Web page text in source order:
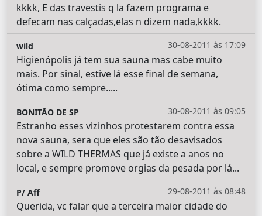
kkkk, E das travestis q la fazem programa e
defecam nas calçadas,elas n dizem nada,kkkk.
30-08-2011 às 17:09
wild
Higienópolis já tem sua sauna mas cabe muito
mais. Por sinal, estive lá esse final de semana,
ótima como sempre.....
30-08-2011 às 09:05
BONITÃO DE SP
Estranho esses vizinhos protestarem contra essa
nova sauna, sera que eles são tão desavisados
sobre a WILD THERMAS que já existe a anos no
local, e sempre promove orgias da pesada por lá...
29-08-2011 às 08:48
P/ Aff
Querida, vc falar que a terceira maior cidade do